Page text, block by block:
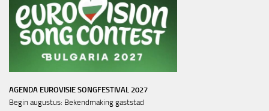
AGENDA EUROVISIE SONGFESTIVAL 2027
Begin augustus: Bekendmaking gaststad